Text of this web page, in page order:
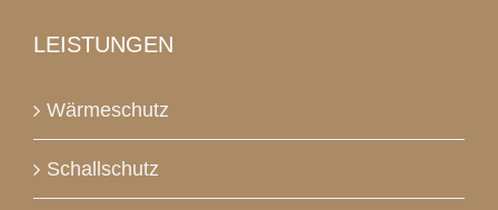
LEISTUNGEN
Wärmeschutz
Schallschutz